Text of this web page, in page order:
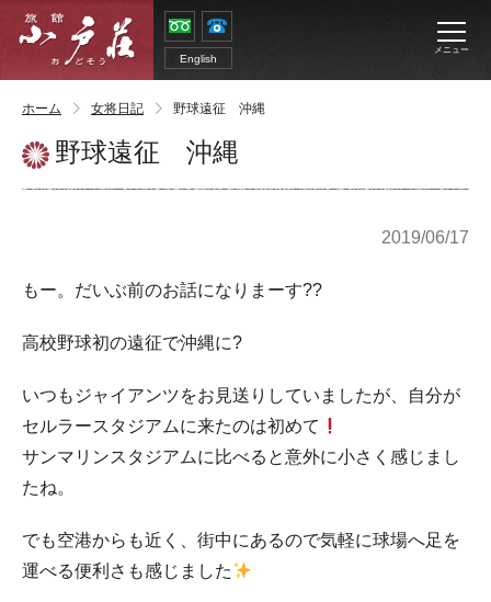
English
メニュー
ホーム 女将日記 野球遠征 沖縄
野球遠征 沖縄
2019/06/17
もー。だいぶ前のお話になりまーす??
高校野球初の遠征で沖縄に?
いつもジャイアンツをお見送りしていましたが、自分が
セルラースタジアムに来たのは初めて
サンマリンスタジアムに比べると意外に小さく感じまし
たね。
でも空港からも近く、街中にあるので気軽に球場へ足を
運べる便利さも感じました